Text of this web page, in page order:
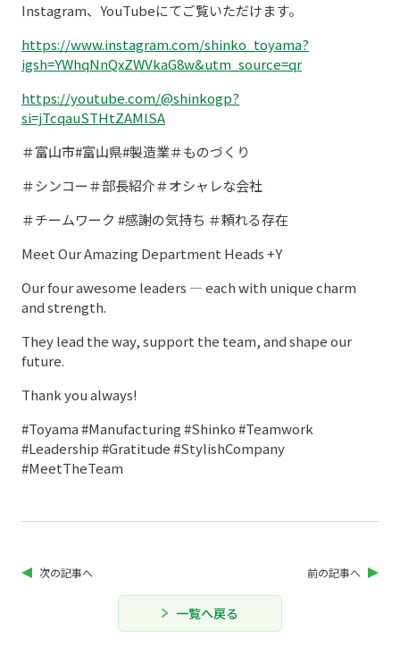
Instagram、YouTubeにてご覧いただけます。
https://www.instagram.com/shinko_toyama?
igsh=YWhqNnQxZWVkaG8w&utm_source=qr
https://youtube.com/@shinkogp?
si=jTcqauSTHtZAMlSA
＃富山市#富山県#製造業＃ものづくり
＃シンコー＃部長紹介＃オシャレな会社
＃チームワーク #感謝の気持ち ＃頼れる存在
Meet Our Amazing Department Heads +Y
Our four awesome leaders — each with unique charm
and strength.
They lead the way, support the team, and shape our
future.
Thank you always!
#Toyama #Manufacturing #Shinko #Teamwork
#Leadership #Gratitude #StylishCompany
#MeetTheTeam
前の記事へ
次の記事へ
一覧へ戻る